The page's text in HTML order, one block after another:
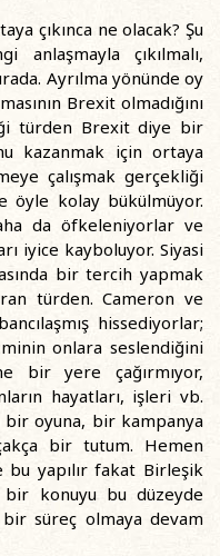
çıkınca ne olacak? Şu
anlaşmayla çıkılmalı,
Ayrılma yönünde oy
Brexit olmadığını
türden Brexit diye bir
kazanmak için ortaya
çalışmak gerçekliği
öyle kolay bükülmüyor.
da öfkeleniyorlar ve
iyice kayboluyor. Siyasi
bir tercih yapmak
türden. Cameron ve
hissediyorlar;
onlara seslendiğini
bir yere çağırmıyor,
hayatları, işleri vb.
oyuna, bir kampanya
bir tutum. Hemen
yapılır fakat Birleşik
konuyu bu düzeyde
süreç olmaya devam